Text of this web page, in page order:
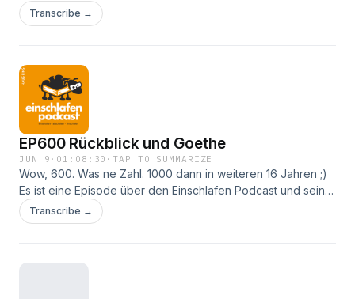
auch weg. Aber 5 Bässe zuhause, braucht man das? Nein,
aber 4 sind aktiv regelmäßig in Gebrauch, der 5. ist viel
Transcribe →
EP600 Rückblick und Goethe
JUN 9 · 01:08:30 ·TAP TO SUMMARIZE
Wow, 600. Was ne Zahl. 1000 dann in weiteren 16 Jahren ;)
Es ist eine Episode über den Einschlafen Podcast und seine
Geschichte. Kein Abgesang!
Transcribe →